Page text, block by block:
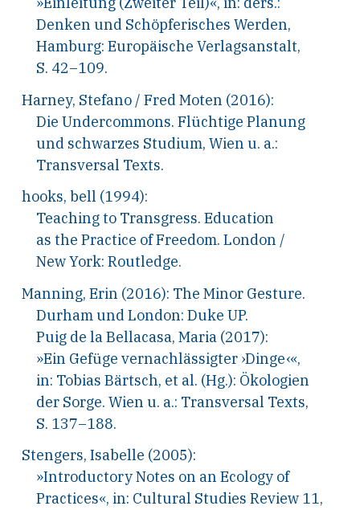
Denken und Schöpferisches Werden,
Hamburg: Europäische Verlagsanstalt,
S. 42–109.
Harney, Stefano / Fred Moten (2016):
Die Undercommons. Flüchtige Planung
und schwarzes Studium, Wien u. a.:
Transversal Texts.
hooks, bell (1994):
Teaching to Transgress. Education
as the Practice of Freedom. London /
New York: Routledge.
Manning, Erin (2016): The Minor Gesture.
Durham und London: Duke UP.
Puig de la Bellacasa, Maria (2017):
»Ein Gefüge vernachlässigter ›Dinge‹«,
in: Tobias Bärtsch, et al. (Hg.): Ökologien
der Sorge. Wien u. a.: Transversal Texts,
S. 137–188.
Stengers, Isabelle (2005):
»Introductory Notes on an Ecology of
Practices«, in: Cultural Studies Review 11,